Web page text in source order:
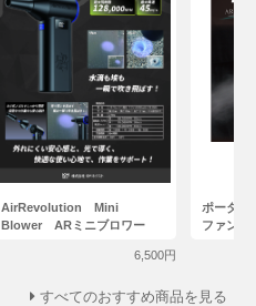
AirRevolution Mini
Blower ARミニブロワー
6,500円
ポータブ
ファン
すべてのおすすめ商品を見る